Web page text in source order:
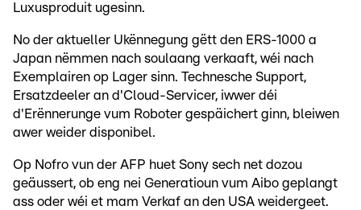
Luxusproduit ugesinn.
No der aktueller Ukënnegung gëtt den ERS-1000 a
Japan nëmmen nach soulaang verkaaft, wéi nach
Exemplairen op Lager sinn. Technesche Support,
Ersatzdeeler an d'Cloud-Servicer, iwwer déi
d'Erënnerunge vum Roboter gespäichert ginn, bleiwen
awer weider disponibel.
Op Nofro vun der AFP huet Sony sech net dozou
geäussert, ob eng nei Generatioun vum Aibo geplangt
ass oder wéi et mam Verkaf an den USA weidergeet.